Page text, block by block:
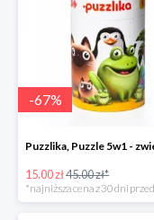
-67%
15.00 zł45.00 zł*